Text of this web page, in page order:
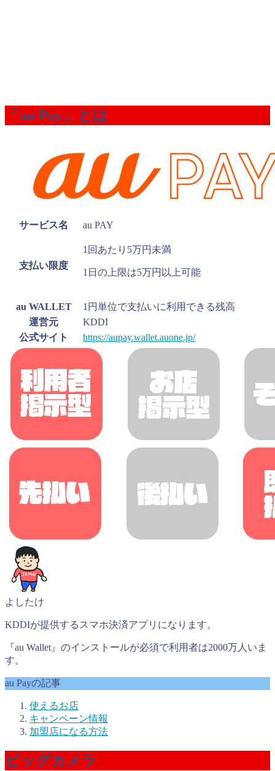
「au Pay」とは
サービス名 au PAY
支払い限度
1回あたり5万円未満
1日の上限は5万円以上可能
au WALLET
1円単位で支払いに利用できる残高
運営元
KDDI
公式サイト
https://aupay.wallet.auone.jp/
よしたけ
KDDIが提供するスマホ決済アプリになります。
『au Wallet』のインストールが必須で利用者は2000万人いま
す。
au Payの記事
使えるお店
キャンペーン情報
加盟店になる方法
ビッグカメラ